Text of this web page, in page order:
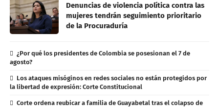
Denuncias de violencia política contra las
mujeres tendrán seguimiento prioritario
de la Procuraduría
¿Por qué los presidentes de Colombia se posesionan el 7 de
agosto?
Los ataques misóginos en redes sociales no están protegidos por
la libertad de expresión: Corte Constitucional
Corte ordena reubicar a familia de Guayabetal tras el colapso de